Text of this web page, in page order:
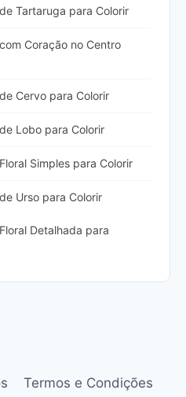
Tartaruga para Colorir
Coração no Centro
Cervo para Colorir
Lobo para Colorir
Simples para Colorir
Urso para Colorir
Detalhada para
Termos e Condições